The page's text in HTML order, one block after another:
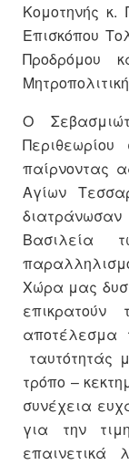
Κομοτηνής κ.
Επισκόπου
Προδρόμου
Ο
παίρνοντας
Αγίων
Βασιλεία
Χώρα μας
αποτέλεσμα
ταυτότητάς
τρόπο –
συνέχεια
για την
επαινετικά